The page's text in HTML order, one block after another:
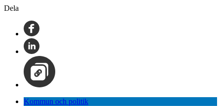
Dela
Kommun och politik